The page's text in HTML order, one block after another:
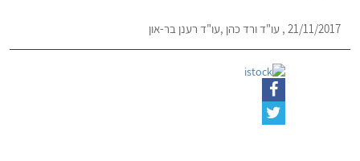
21/11/2017 , עו"ד ורד כהן ,עו"ד רענן בר-און